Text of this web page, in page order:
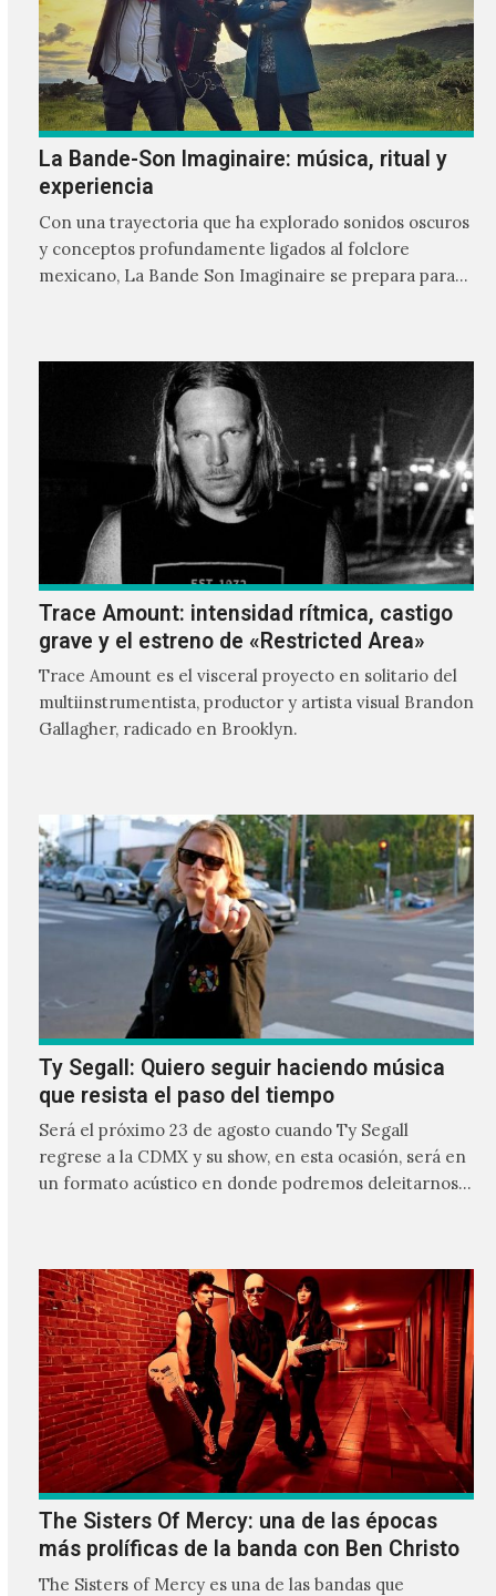
La Bande-Son Imaginaire: música, ritual y
experiencia
Con una trayectoria que ha explorado sonidos oscuros
y conceptos profundamente ligados al folclore
mexicano, La Bande Son Imaginaire se prepara para
propio dentro de la escena alternativa en México.
Trace Amount: intensidad rítmica, castigo
grave y el estreno de «Restricted Area»
Trace Amount es el visceral proyecto en solitario del
multiinstrumentista, productor y artista visual Brandon
Gallagher, radicado en Brooklyn.
Ty Segall: Quiero seguir haciendo música
que resista el paso del tiempo
Será el próximo 23 de agosto cuando Ty Segall
regrese a la CDMX y su show, en esta ocasión, será en
un formato acústico en donde podremos deleitarnos
The Sisters Of Mercy: una de las épocas
más prolíficas de la banda con Ben Christo
The Sisters of Mercy es una de las bandas que